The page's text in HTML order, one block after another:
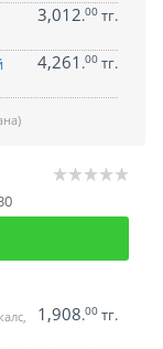
3,012.00 тг.
4,261 .00 тг.
1,908.00 тг.